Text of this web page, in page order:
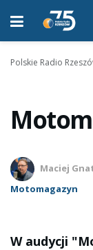
Polskie Radio
Maciej
Motomagazyn
W audycji